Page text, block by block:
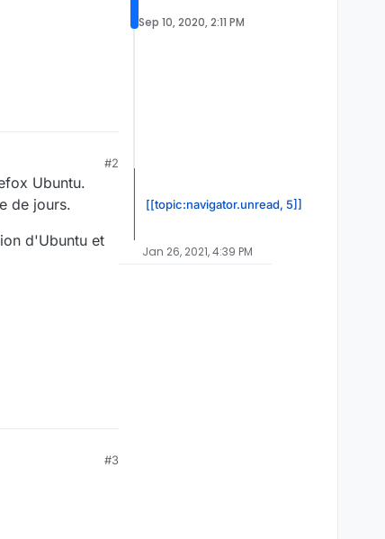
#2
Ubuntu.
de jours.
d'Ubuntu et
#3
Sep 10, 2020, 2:11 PM
[[topic:navigator.unread, 5]]
Jan 26, 2021, 4:39 PM